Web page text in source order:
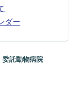
ダー
委託動物病院